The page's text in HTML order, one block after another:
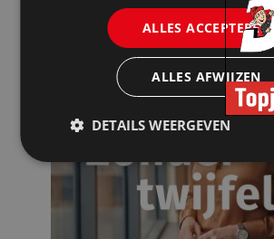
ALLES ACCEPTEREN
ALLES AFWIJZEN
DETAILS WEERGEVEN